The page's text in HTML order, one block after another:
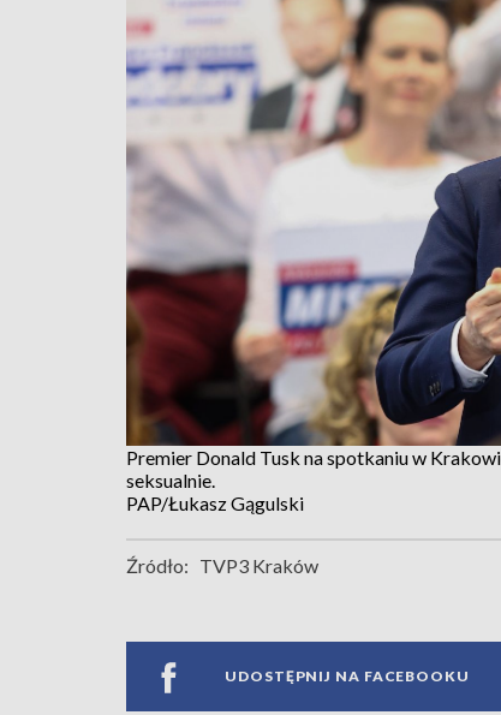
Premier Donald Tusk na spotkaniu w
seksualnie.
PAP/Łukasz Gągulski
Źródło: TVP3 Kraków
UDOSTĘPNIJ NA FACEBOOKU